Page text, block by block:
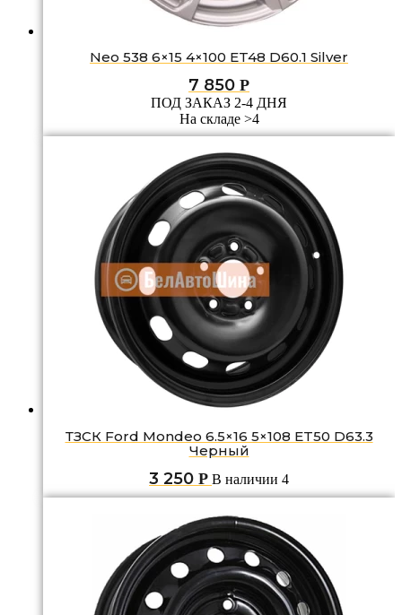
Neo 538 6×15 4×100 ET48 D60.1 Silver
7 850 Р
ПОД ЗАКАЗ 2-4 ДНЯ
На складе >4
ТЗСК Ford Mondeo 6.5×16 5×108 ET50 D63.3
Черный
3 250 Р В наличии 4